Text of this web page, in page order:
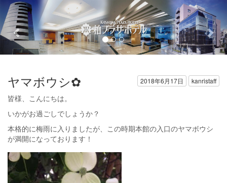
Previous
2018年6月17日 kanristaff
ヤマボウシ✿
皆様、こんにちは。
いかがお過ごしでしょうか？
本格的に梅雨に入りましたが、この時期本館の入口のヤマボウシ
が満開になっております！